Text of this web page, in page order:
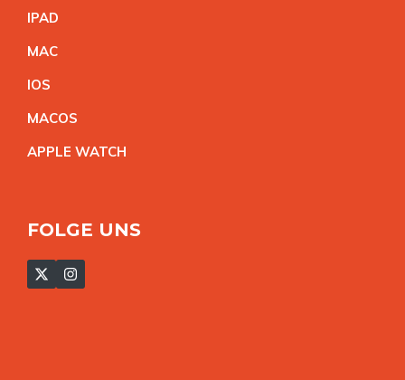
IPAD
MAC
IOS
MACOS
APPLE WATCH
FOLGE UNS